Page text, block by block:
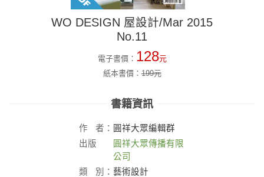
WO DESIGN 屋設計/Mar 2015
No.11
電子書價： 128元
紙本書價：199元
書籍資訊
作 者： 圓祥大眾編輯群
出版
圓祥大眾傳播有限
公司
類
別： 藝術設計